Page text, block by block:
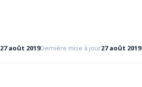
27 août 2019Dernière mise à jour27 août 2019